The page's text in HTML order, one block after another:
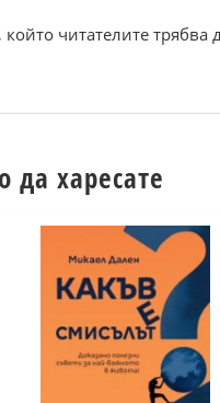
читателите трябва
харесате